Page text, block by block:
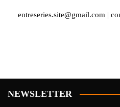
entreseries.site@gmail.com |
NEWSLETTER